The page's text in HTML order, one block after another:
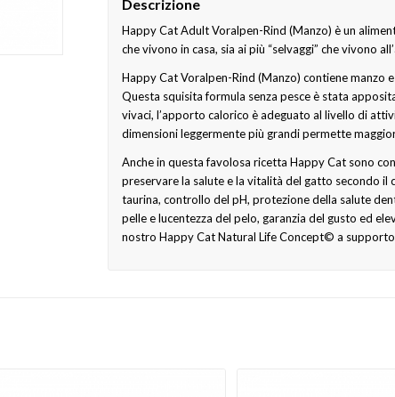
Descrizione
Happy Cat Adult Voralpen-Rind (Manzo) è un
che vivono in casa, sia ai più “selvaggi” che vivono
Happy Cat Voralpen-Rind (Manzo) contiene
Questa squisita formula senza pesce è stata
vivaci, l’apporto calorico è adeguato al livello di
dimensioni leggermente più grandi permette
Anche in questa favolosa ricetta Happy Cat sono
preservare la salute e la vitalità del gatto secondo il
taurina, controllo del pH, protezione della salute
pelle e lucentezza del pelo, garanzia del gusto ed
nostro Happy Cat Natural Life Concept© a